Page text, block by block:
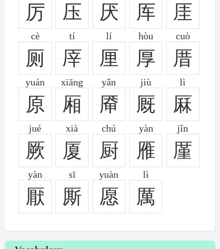
厉 压 厌 厍 厓
厕
cè
厗
tí
厘
lí
厚
hòu
厝
cuò
原
yuán
厢
xiāng
厣
yǎn
厩
jiù
厤
lì
厥
jué
厦
xià
厨
chú
雁
yàn
厪
jǐn
厭
yàn
厮
sī
愿
yuàn
厲
lì